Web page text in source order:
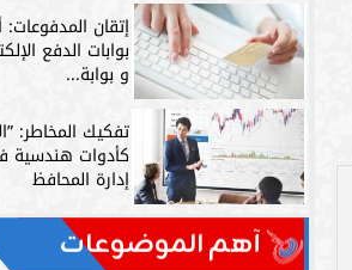
إتقان
بوابات الدفع
و بوابة...
تفكيك المخاطر:
كأدوات هندسية
إدارة المحافظ
آهم الموضوعات